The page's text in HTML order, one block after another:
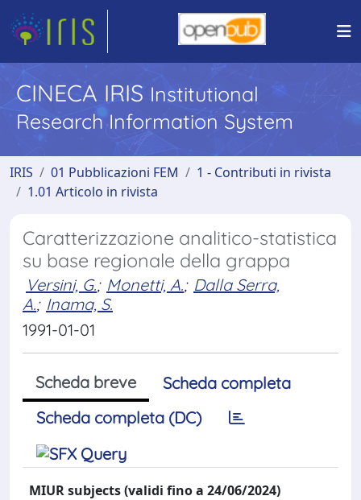
CINECA IRIS Institutional
Research Information System
IRIS 01 Pubblicazioni FEM
1 - Contributi in rivista
1.01 Articolo in rivista
Caratterizzazione analitico-statistica
su base regionale della grappa
Versini, G.; Monetti, A.; Dalla Serra,
A.; Inama, S.
1991-01-01
Scheda breve
Scheda completa
Scheda completa (DC)
MIUR subjects (validi fino a 24/06/2024)